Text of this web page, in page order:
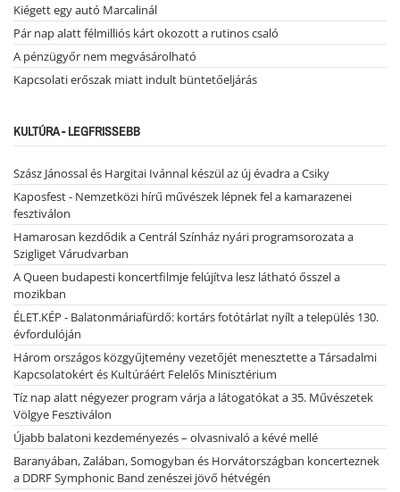
Kiégett egy autó Marcalinál
Pár nap alatt félmilliós kárt okozott a rutinos csaló
A pénzügyőr nem megvásárolható
Kapcsolati erőszak miatt indult büntetőeljárás
KULTÚRA - LEGFRISSEBB
Szász Jánossal és Hargitai Ivánnal készül az új évadra a Csiky
Kaposfest - Nemzetközi hírű művészek lépnek fel a kamarazenei
fesztiválon
Hamarosan kezdődik a Centrál Színház nyári programsorozata a
Szigliget Várudvarban
A Queen budapesti koncertfilmje felújítva lesz látható ősszel a
mozikban
ÉLET.KÉP - Balatonmáriafürdő: kortárs fotótárlat nyílt a település 130.
évfordulóján
Három országos közgyűjtemény vezetőjét menesztette a Társadalmi
Kapcsolatokért és Kultúráért Felelős Minisztérium
Tíz nap alatt négyezer program várja a látogatókat a 35. Művészetek
Völgye Fesztiválon
Újabb balatoni kezdeményezés – olvasnivaló a kévé mellé
Baranyában, Zalában, Somogyban és Horvátországban koncerteznek
a DDRF Symphonic Band zenészei jövő hétvégén